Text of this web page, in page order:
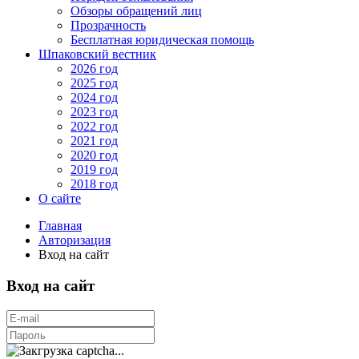
Обзоры обращений лиц
Прозрачность
Бесплатная юридическая помощь
Шпаковский вестник
2026 год
2025 год
2024 год
2023 год
2022 год
2021 год
2020 год
2019 год
2018 год
О сайте
Главная
Авторизация
Вход на сайт
Вход на сайт